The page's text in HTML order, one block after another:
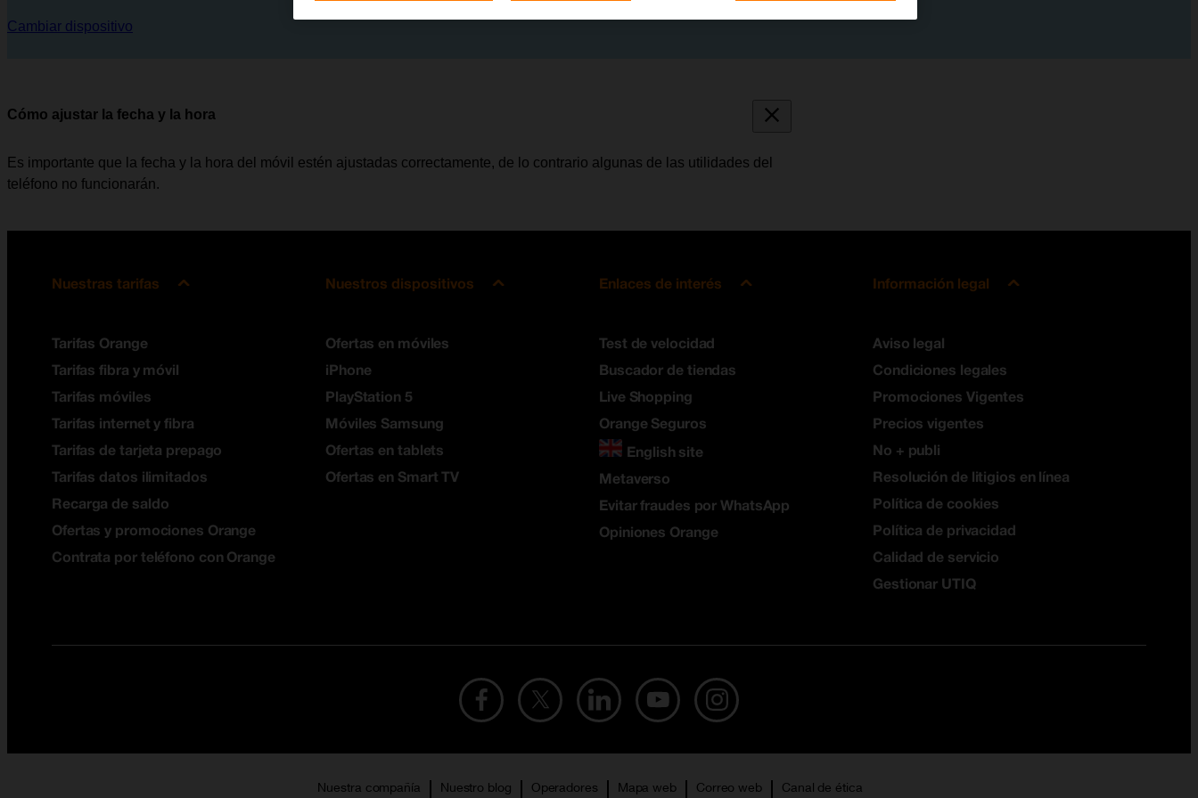
Cambiar dispositivo
Cómo ajustar la fecha y la hora
Es importante que la fecha y la hora del móvil estén ajustadas correctamente, de lo contrario algunas de las utilidades del
teléfono no funcionarán.
Nuestras tarifas
Tarifas Orange
Tarifas fibra y móvil
Tarifas móviles
Tarifas internet y fibra
Tarifas de tarjeta prepago
Tarifas datos ilimitados
Recarga de saldo
Ofertas y promociones Orange
Contrata por teléfono con Orange
Nuestros dispositivos
Ofertas en móviles
iPhone
PlayStation 5
Móviles Samsung
Ofertas en tablets
Ofertas en Smart TV
Enlaces de interés
Test de velocidad
Buscador de tiendas
Live Shopping
Orange Seguros
English site
Metaverso
Evitar fraudes por WhatsApp
Opiniones Orange
Información legal
Aviso legal
Condiciones legales
Promociones Vigentes
Precios vigentes
No + publi
Resolución de litigios en línea
Política de cookies
Política de privacidad
Calidad de servicio
Gestionar UTIQ
Nuestra compañía Nuestro blog Operadores Mapa web Correo web Canal de ética